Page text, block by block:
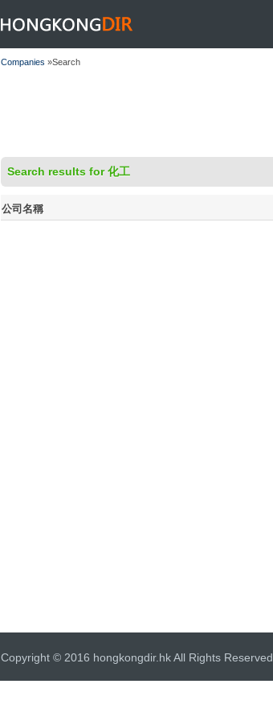
HONGKONGDIR
Companies »Search
Search results for 化工
公司名稱
Copyright © 2016 hongkongdir.hk All Rights Reserved.